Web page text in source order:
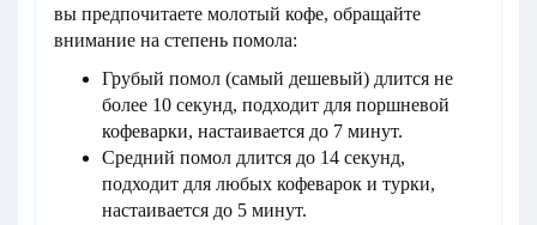
вы предпочитаете молотый кофе, обращайте
внимание на степень помола:
Грубый помол (самый дешевый) длится не
более 10 секунд, подходит для поршневой
кофеварки, настаивается до 7 минут.
Средний помол длится до 14 секунд,
подходит для любых кофеварок и турки,
настаивается до 5 минут.